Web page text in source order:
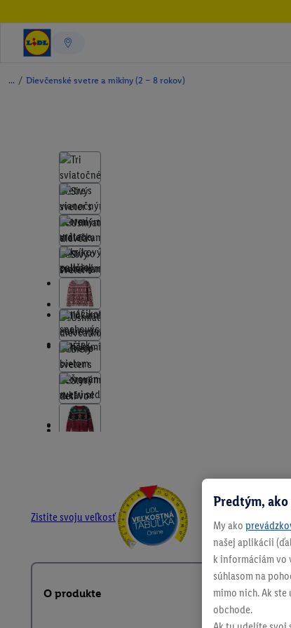
/ Dievčenské svetre a mikiny (2 – 8 rokov)
Zistite svoju veľkosť
O produkte
Predtým,
My ako
našej aplikácii
k informáciám vo
súhlasom na
mimo nich. Ak
obchode.